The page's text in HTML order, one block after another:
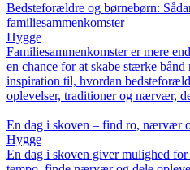
Bedsteforældre og børnebørn:
familiesammenkomster
Hygge
Familiesammenkomster er mere
en chance for at skabe stærke bånd
inspiration til, hvordan
oplevelser, traditioner og nærvær,
En dag i skoven – find ro, nærvær
Hygge
En dag i skoven giver mulighed